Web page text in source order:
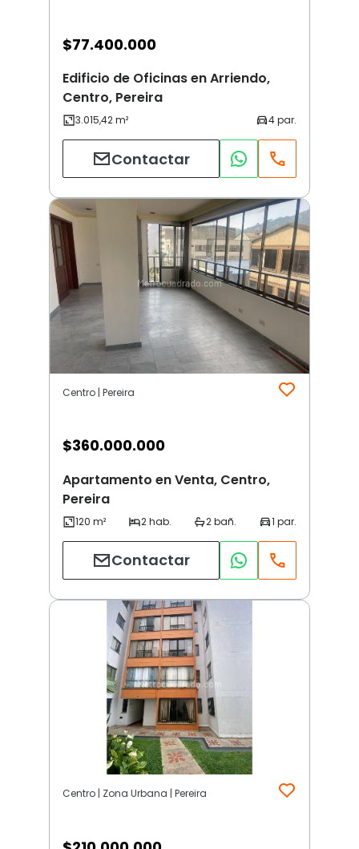
$77.400.000
Edificio de Oficinas en Arriendo,
Centro, Pereira
Contactar
Centro | Pereira
$360.000.000
Apartamento en Venta, Centro,
Pereira
Contactar
Centro | Zona Urbana | Pereira